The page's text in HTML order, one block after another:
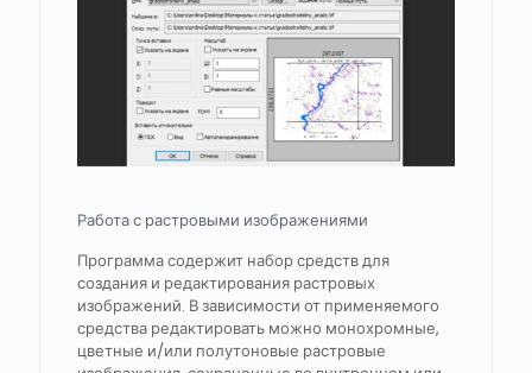
Работа с растровыми изображениями
Программа содержит набор средств для
создания и редактирования растровых
изображений. В зависимости от применяемого
средства редактировать можно монохромные,
цветные и/или полутоновые растровые